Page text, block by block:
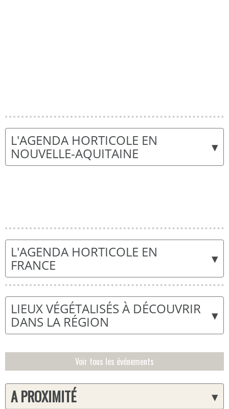
▾
L'AGENDA HORTICOLE EN
NOUVELLE-AQUITAINE
▾
L'AGENDA HORTICOLE EN
FRANCE
▾
LIEUX VÉGÉTALISÉS À DÉCOUVRIR
DANS LA RÉGION
Voir tous les événements
▾
A PROXIMITÉ